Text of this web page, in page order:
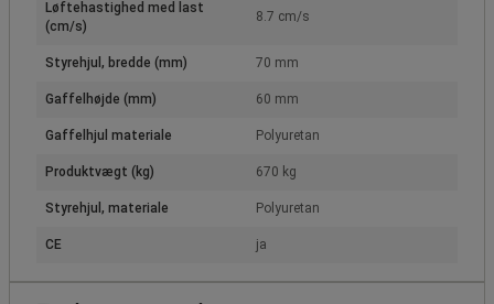
Løftehastighed med last
(cm/s)
8.7 cm/s
Styrehjul, bredde (mm) 70 mm
Gaffelhøjde (mm) 60 mm
Gaffelhjul materiale Polyuretan
Produktvægt (kg) 670 kg
Styrehjul, materiale Polyuretan
CE ja